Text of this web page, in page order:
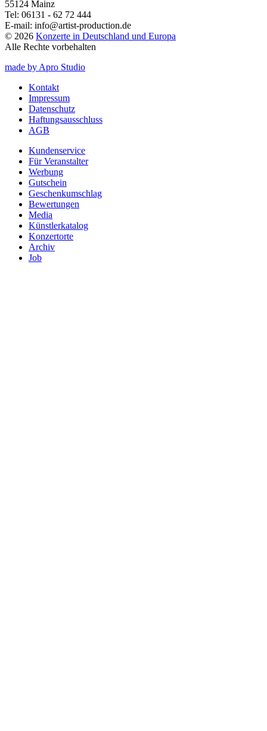
55124 Mainz
Tel: 06131 - 62 72 444
E-mail: info@artist-production.de
© 2026 Konzerte in Deutschland und Europa
Alle Rechte vorbehalten
made by Apro Studio
Kontakt
Impressum
Datenschutz
Haftungsausschluss
AGB
Kundenservice
Für Veranstalter
Werbung
Gutschein
Geschenkumschlag
Bewertungen
Media
Künstlerkatalog
Konzertorte
Archiv
Job